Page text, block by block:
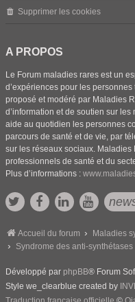
Supprimer les cookies
A PROPOS
Le Forum maladies rares est un
d’expériences pour les
proposé et modéré par Maladies
d’information et de soutien sur
aide au quotidien les personnes
parcours de santé et de vie, par
sur les réseaux sociaux.
professionnels de santé et du
Plus d’informations :
Accueil du forum
Maladies
Syndrome des anti-synthétases
Développé par phpBB® Forum
Style we_clearblue created by